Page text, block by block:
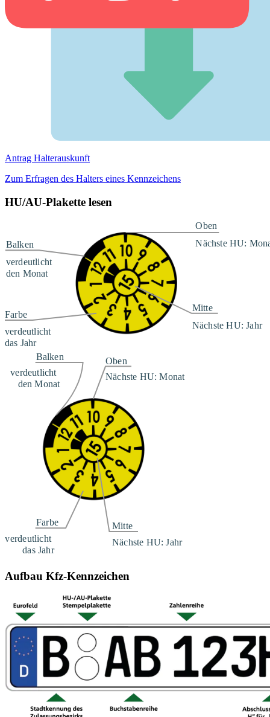
Antrag Halterauskunft
Zum Erfragen des Halters eines Kennzeichens
HU/AU-Plakette lesen
Aufbau Kfz-Kennzeichen